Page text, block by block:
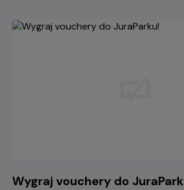
Wygraj vouchery do